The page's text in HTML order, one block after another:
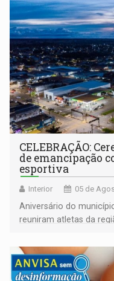
CELEBRAÇÃO:
de emancipação
esportiva
Interior 05 de
Aniversário do
reuniram atletas da